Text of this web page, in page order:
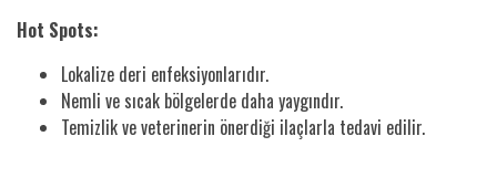
Hot Spots:
Lokalize deri enfeksiyonlarıdır.
Nemli ve sıcak bölgelerde daha yaygındır.
Temizlik ve veterinerin önerdiği ilaçlarla tedavi edilir.